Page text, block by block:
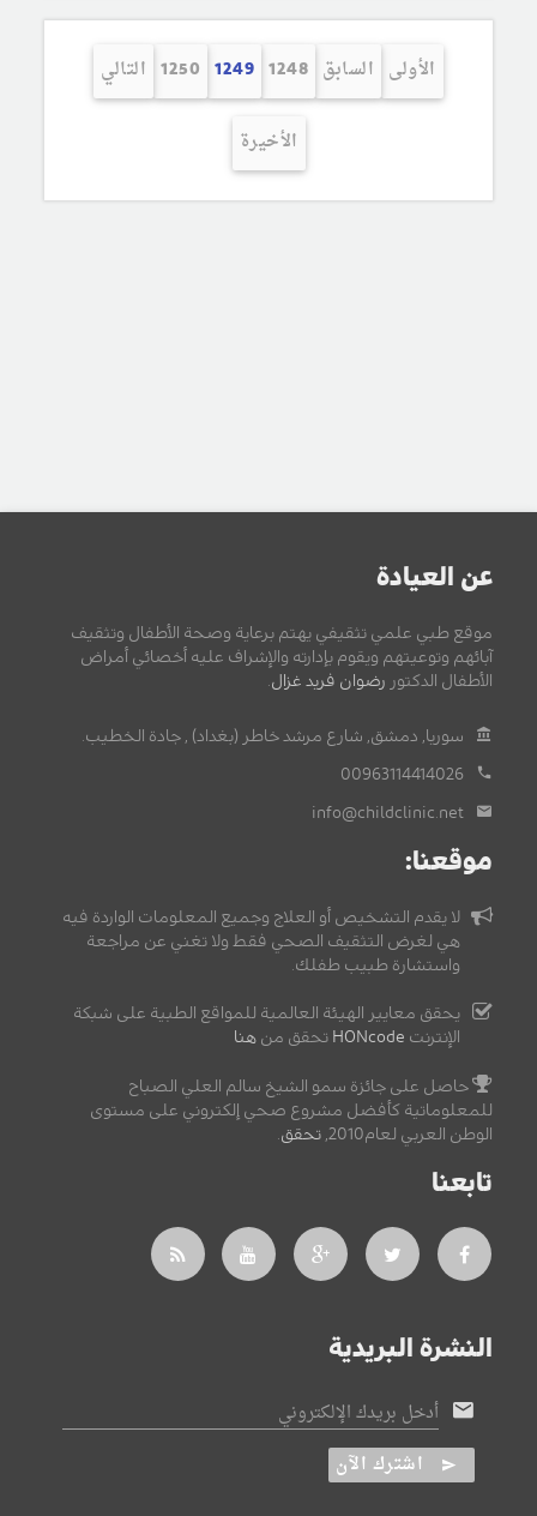
الأولى السابق 1248
1249
1250 التالي
الأخيرة
عن العيادة
موقع طبي علمي تثقيفي يهتم برعاية وصحة الأطفال وتثقيف
آبائهم وتوعيتهم ويقوم بإدارته والإشراف عليه أخصائي أمراض
الأطفال الدكتور رضوان فريد غزال
سوريا, دمشق, شارع مرشد خاطر (بغداد) , جادة الخطيب.
00963114414026
info@childclinic.net
موقعنا:
لا يقدم التشخيص أو العلاج وجميع المعلومات الواردة فيه
هي لغرض التثقيف الصحي فقط ولا تغني عن مراجعة
واستشارة طبيب طفلك.
يحقق معايير الهيئة العالمية للمواقع الطبية على شبكة
الإنترنت HONcode تحقق من هنا
حاصل على جائزة سمو الشيخ سالم العلي الصباح
للمعلوماتية كأفضل مشروع صحي إلكتروني على مستوى
الوطن العربي لعام2010,
تحقق
تابعنا
النشرة البريدية
أدخل بريدك الإلكتروني
اشترك الآن